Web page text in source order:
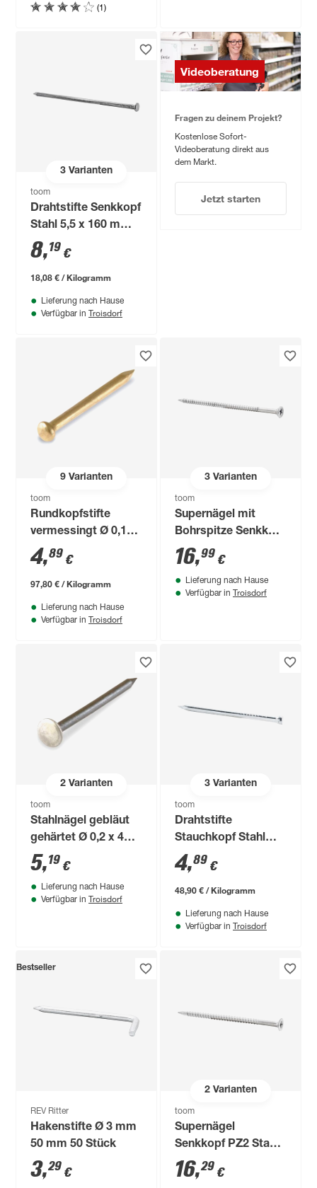
(1)
3Varianten
toom
Drahtstifte Senkkopf
Stahl 5,5 x 160 mm
15 Stück
8,19 €
18,08 € / Kilogramm
Lieferung nach Hause
Verfügbar in Troisdorf
Videoberatung
Fragen zu deinem Projekt?
Kostenlose Sofort-
Videoberatung direkt aus
dem Markt.
Jetzt starten
9Varianten
toom
Rundkopfstifte
vermessingt Ø 0,14
x 2,5 cm
4,89 €
97,80 € / Kilogramm
Lieferung nach Hause
Verfügbar in Troisdorf
3Varianten
toom
Supernägel mit
Bohrspitze Senkkopf
Edelstahl 4,2 x 100
mm 50 Stück
16,99 €
Lieferung nach Hause
Verfügbar in Troisdorf
2Varianten
toom
Stahlnägel gebläut
gehärtet Ø 0,2 x 4
cm
5,19 €
Lieferung nach Hause
Verfügbar in Troisdorf
3Varianten
toom
Drahtstifte
Stauchkopf Stahl
verzinkt 1,6 x 30 mm
4,89 €
48,90 € / Kilogramm
Lieferung nach Hause
Verfügbar in Troisdorf
Bestseller
REV Ritter
Hakenstifte Ø 3 mm
50 mm 50 Stück
3,29 €
2Varianten
toom
Supernägel
Senkkopf PZ2 Stahl
3,8 x 80 mm 75
Stück
16,29 €